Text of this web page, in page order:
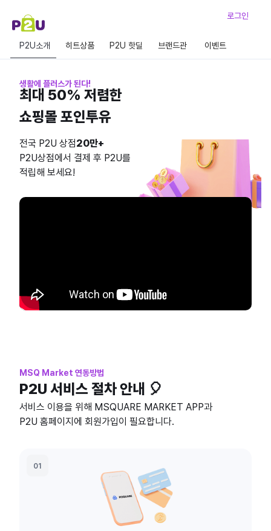
로그인
P2U소개 히트상품 P2U 핫딜 브랜드관 이벤트